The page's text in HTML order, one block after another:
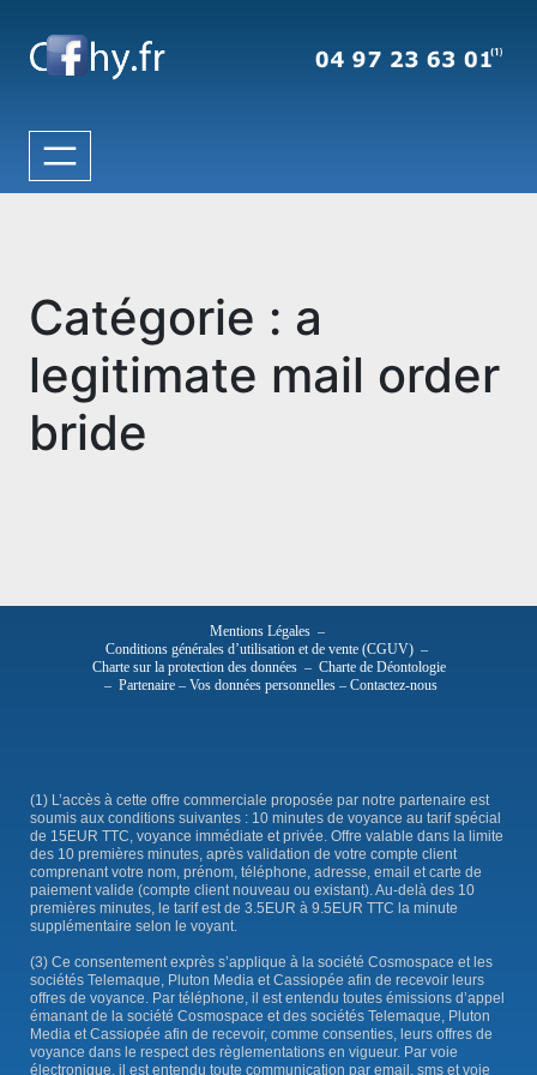
contenu
Catégorie : a
legitimate mail order
bride
Mentions Légales –
Conditions générales d’utilisation et de vente (CGUV) –
Charte sur la protection des données – Charte de Déontologie
– Partenaire – Vos données personnelles – Contactez-nous
(1) L’accès à cette offre commerciale proposée par notre partenaire est
soumis aux conditions suivantes : 10 minutes de voyance au tarif spécial
de 15EUR TTC, voyance immédiate et privée. Offre valable dans la limite
des 10 premières minutes, après validation de votre compte client
comprenant votre nom, prénom, téléphone, adresse, email et carte de
paiement valide (compte client nouveau ou existant). Au-delà des 10
premières minutes, le tarif est de 3.5EUR à 9.5EUR TTC la minute
supplémentaire selon le voyant.
(3) Ce consentement exprès s’applique à la société Cosmospace et les
sociétés Telemaque, Pluton Media et Cassiopée afin de recevoir leurs
offres de voyance. Par téléphone, il est entendu toutes émissions d’appel
émanant de la société Cosmospace et des sociétés Telemaque, Pluton
Media et Cassiopée afin de recevoir, comme consenties, leurs offres de
voyance dans le respect des règlementations en vigueur. Par voie
électronique, il est entendu toute communication par email, sms et voie